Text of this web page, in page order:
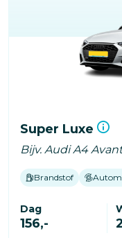
Super Luxe
Bijv. Audi A4 Avant
Brandstof
Dag
156,-